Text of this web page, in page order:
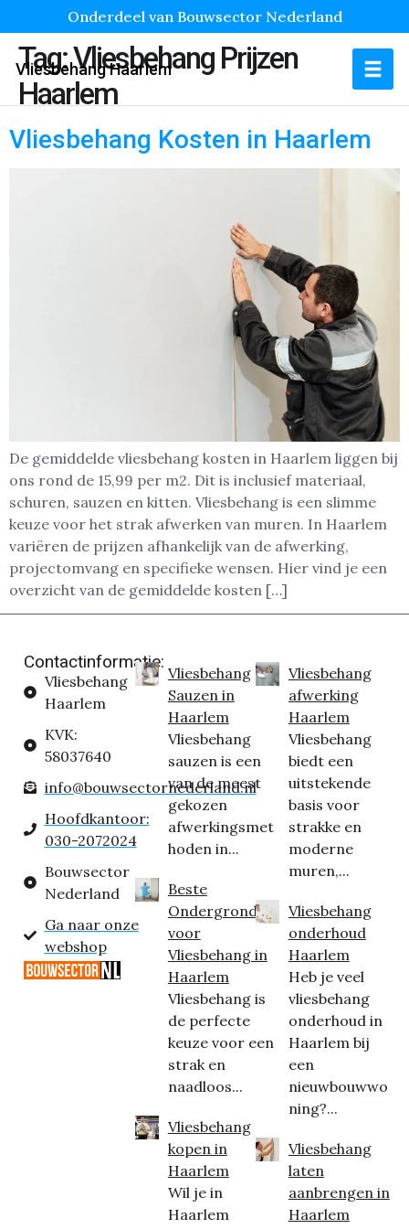
Onderdeel van Bouwsector Nederland
Vliesbehang Haarlem
Tag:Vliesbehang Prijzen
Haarlem
Vliesbehang Kosten in Haarlem
De gemiddelde vliesbehang kosten in Haarlem liggen bij
ons rond de 15,99 per m2. Dit is inclusief materiaal,
schuren, sauzen en kitten. Vliesbehang is een slimme
keuze voor het strak afwerken van muren. In Haarlem
variëren de prijzen afhankelijk van de afwerking,
projectomvang en specifieke wensen. Hier vind je een
overzicht van de gemiddelde kosten […]
Contactinformatie:
Vliesbehang
Haarlem
KVK:
58037640
info@bouwsectornederland.nl
Hoofdkantoor:
030-2072024
Bouwsector
Nederland
Ga naar onze
webshop
Vliesbehang
Sauzen in
Haarlem
Vliesbehang
sauzen is een
van de meest
gekozen
afwerkingsmet
hoden in...
Beste
Ondergrond
voor
Vliesbehang in
Haarlem
Vliesbehang is
de perfecte
keuze voor een
strak en
naadloos...
Vliesbehang
kopen in
Haarlem
Wil je in
Haarlem
Vliesbehang
afwerking
Haarlem
Vliesbehang
biedt een
uitstekende
basis voor
strakke en
moderne
muren,...
Vliesbehang
onderhoud
Haarlem
Heb je veel
vliesbehang
onderhoud in
Haarlem bij
een
nieuwbouwwo
ning?...
Vliesbehang
laten
aanbrengen in
Haarlem